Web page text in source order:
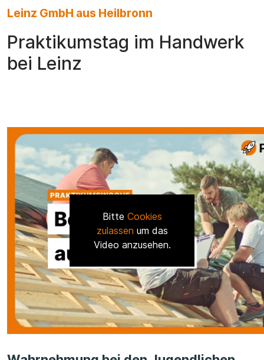
Leinz GmbH aus Heilbronn
Praktikumstag im Handwerk
bei Leinz
Bitte Cookies
zulassen um das
Video anzusehen.